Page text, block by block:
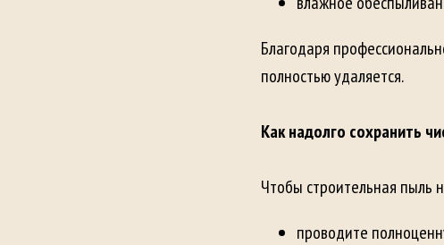
Благодаря
полностью удаляется.
Как надолго сохранить
Чтобы строительная пыль
проводите